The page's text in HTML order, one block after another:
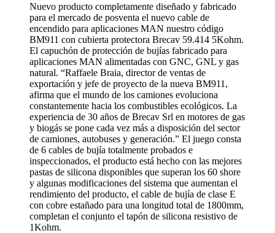
Nuevo producto completamente diseñado y fabricado
para el mercado de posventa el nuevo cable de
encendido para aplicaciones MAN nuestro código
BM911 con cubierta protectora Brecav 59.414 5Kohm.
El capuchón de protección de bujías fabricado para
aplicaciones MAN alimentadas con GNC, GNL y gas
natural. “Raffaele Braia, director de ventas de
exportación y jefe de proyecto de la nueva BM911,
afirma que el mundo de los camiones evoluciona
constantemente hacia los combustibles ecológicos. La
experiencia de 30 años de Brecav Srl en motores de gas
y biogás se pone cada vez más a disposición del sector
de camiones, autobuses y generación.” El juego consta
de 6 cables de bujía totalmente probados e
inspeccionados, el producto está hecho con las mejores
pastas de silicona disponibles que superan los 60 shore
y algunas modificaciones del sistema que aumentan el
rendimiento del producto, el cable de bujía de clase E
con cobre estañado para una longitud total de 1800mm,
completan el conjunto el tapón de silicona resistivo de
1Kohm.